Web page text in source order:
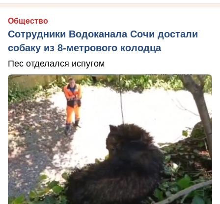
Общество
Сотрудники Водоканала Сочи достали
собаку из 8-метрового колодца
Пес отделался испугом